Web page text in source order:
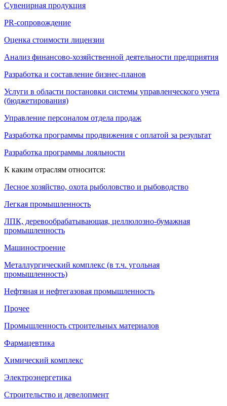
Сувенирная продукция
PR-сопровождение
Оценка стоимости лицензии
Анализ финансово-хозяйственной деятельности предприятия
Разработка и составление бизнес-планов
Услуги в области постановки системы управленческого учета
(бюджетирования)
Управление персоналом отдела продаж
Разработка программы продвижения с оплатой за результат
Разработка программы лояльности
К каким отраслям относится:
Лесное хозяйство, охота рыболовство и рыбоводство
Легкая промышленность
ЛПК, деревообрабатывающая, целлюлозно-бумажная
промышленность
Машиностроение
Металлургический комплекс (в т.ч. угольная
промышленность)
Нефтяная и нефтегазовая промышленность
Прочее
Промышленность строительных материалов
Фармацевтика
Химический комплекс
Электроэнергетика
Строительство и девелопмент